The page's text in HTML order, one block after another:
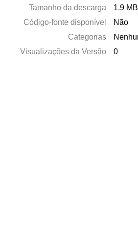
Tamanho da descarga
1.9 MB
Código-fonte disponível
Não
Categorias
Visualizações da Versão
0